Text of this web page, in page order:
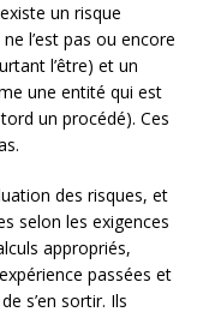
un risque
l’est pas ou encore
l’être) et un
une entité qui est
un procédé). Ces
des risques, et
selon les exigences
appropriés,
passées et
s’en sortir. Ils